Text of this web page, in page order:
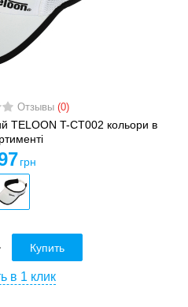
Отзывы (0)
TELOON T-CT002 кольори в
грн
Купить
в 1 клик